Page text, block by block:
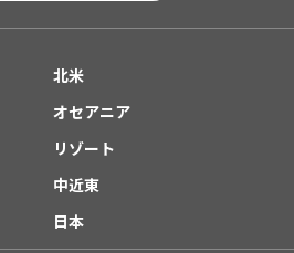
北米
オセアニア
リゾート
中近東
日本